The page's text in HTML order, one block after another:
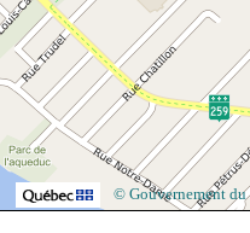
© Gouvernement du